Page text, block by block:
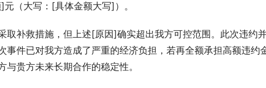
（大写：[具体金额大写]）。
取补救措施，但上述[原因]确实超出我方可控范围。此次违约
件已对我方造成了严重的经济负担，若再全额承担高额违约
贵方未来长期合作的稳定性。